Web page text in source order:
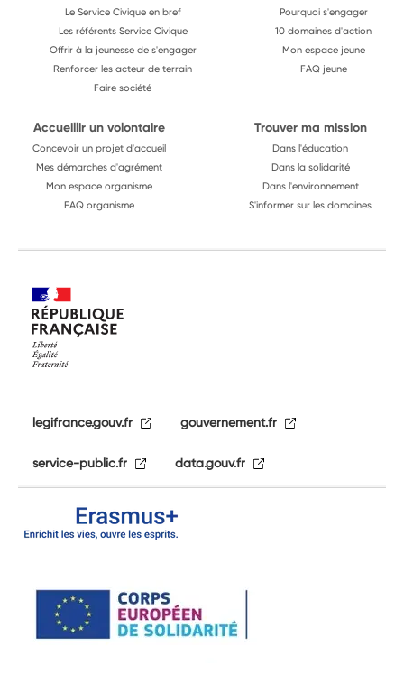
Le Service Civique en bref
Les référents Service Civique
Offrir à la jeunesse de s'engager
Renforcer les acteur de terrain
Faire société
Pourquoi s'engager
10 domaines d'action
Mon espace jeune
FAQ jeune
Accueillir un volontaire
Concevoir un projet d'accueil
Mes démarches d'agrément
Mon espace organisme
FAQ organisme
Trouver ma mission
Dans l'éducation
Dans la solidarité
Dans l'environnement
S'informer sur les domaines
legifrance.gouv.fr gouvernement.fr
service-public.fr data.gouv.fr